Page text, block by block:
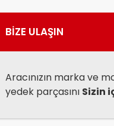
BİZE ULAŞIN
Aracınızın marka ve
yedek parçasını Sizin